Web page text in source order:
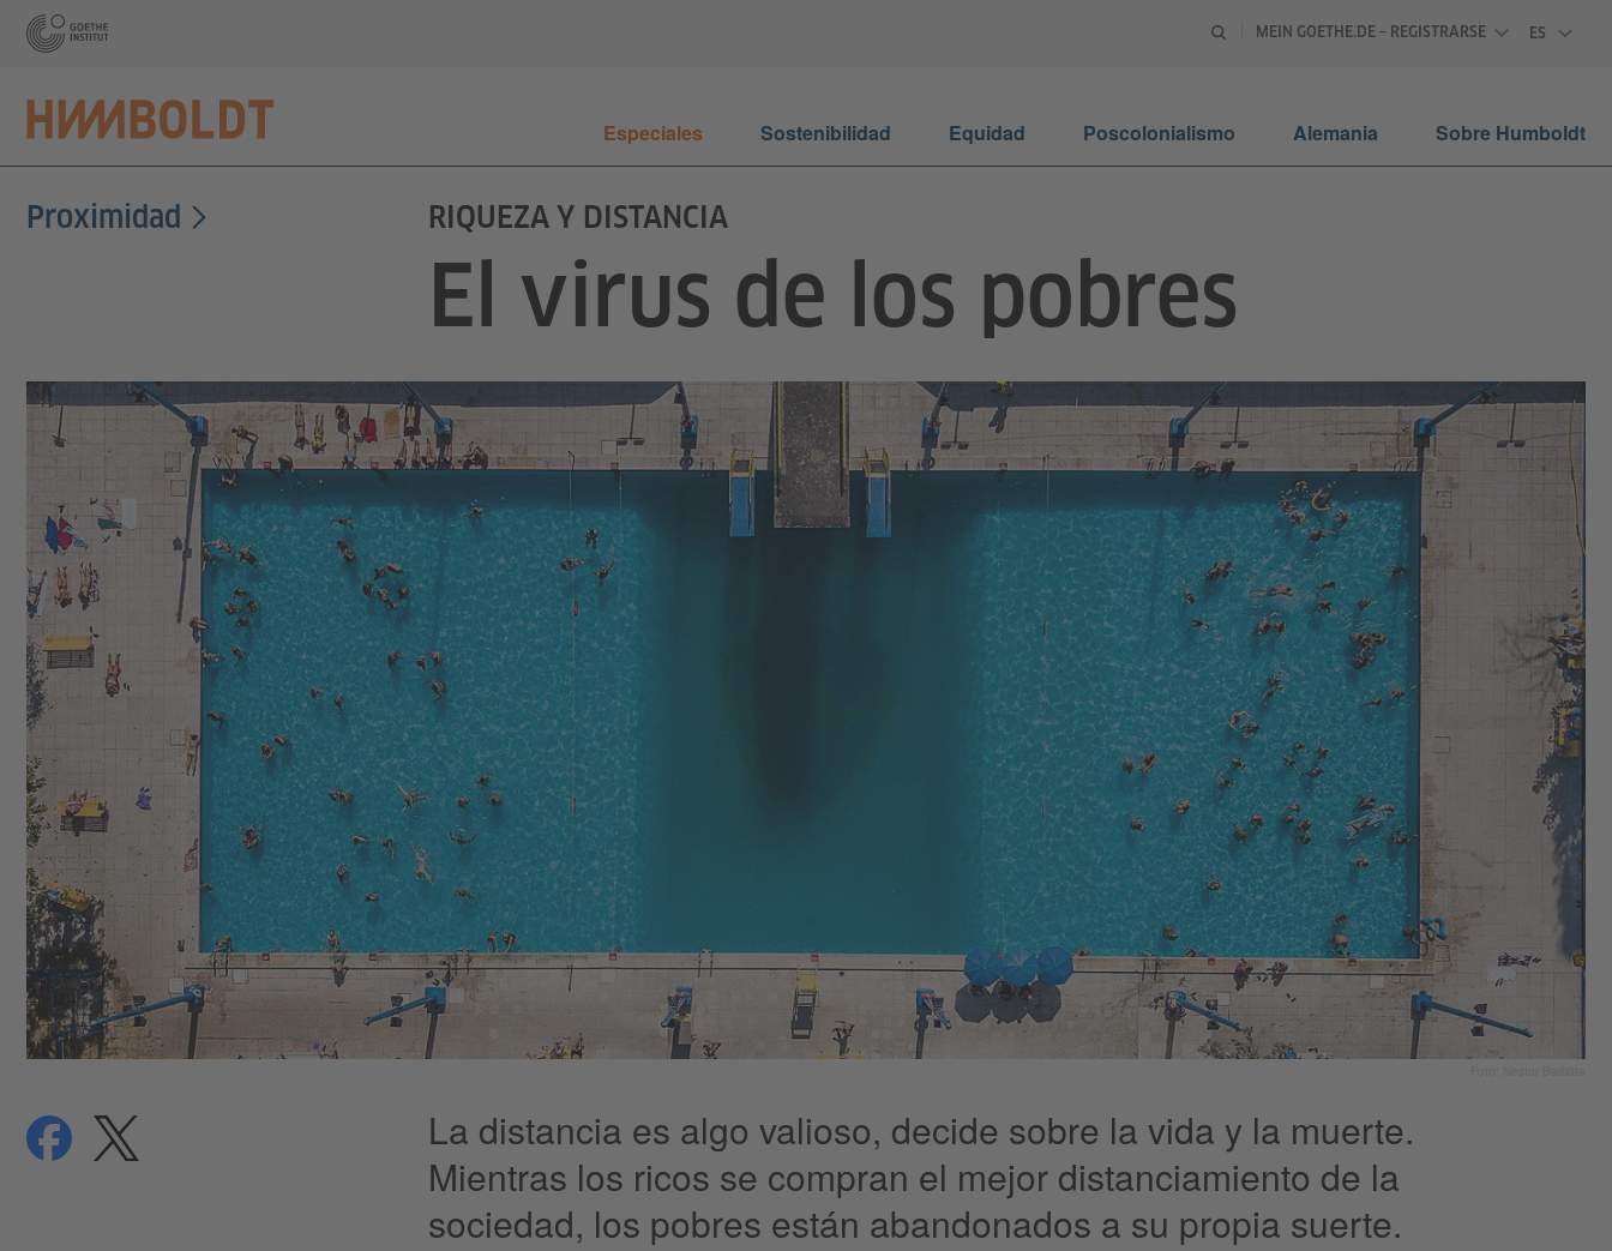
MEIN GOETHE.DE – REGISTRARSE
ES
Especiales Sostenibilidad Equidad Poscolonialismo Alemania Sobre Humboldt
Proximidad RIQUEZA Y DISTANCIA
El virus de los pobres
compartircompartir
La distancia es algo valioso, decide sobre la vida y la muerte.
Mientras los ricos se compran el mejor distanciamiento de la
sociedad, los pobres están abandonados a su propia suerte.